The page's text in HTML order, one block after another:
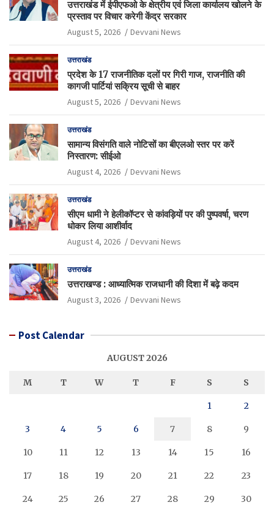
उत्तराखंड में ईपीएफओ के क्षेत्रीय एवं जिला कार्यालय खोलने के
प्रस्ताव पर विचार करेगी केंद्र सरकार
August 5, 2026 Devvani News
उत्तराखंड
प्रदेश के 17 राजनीतिक दलों पर गिरी गाज, राजनीति की
कागजी पार्टियां सक्रिय सूची से बाहर
August 5, 2026 Devvani News
उत्तराखंड
सामान्य विसंगति वाले नोटिसों का बीएलओ स्तर पर करें
निस्तारण: सीईओ
August 4, 2026 Devvani News
उत्तराखंड
सीएम धामी ने हेलीकॉप्टर से कांवड़ियों पर की पुष्पवर्षा, चरण
धोकर लिया आशीर्वाद
August 4, 2026 Devvani News
उत्तराखंड
उत्तराखण्ड : आध्यात्मिक राजधानी की दिशा में बढ़े कदम
August 3, 2026 Devvani News
Post Calendar
AUGUST 2026
M T W T F S S
1 2
3 4 5 6 7 8 9
10 11 12 13 14 15 16
17 18 19 20 21 22 23
24 25 26 27 28 29 30